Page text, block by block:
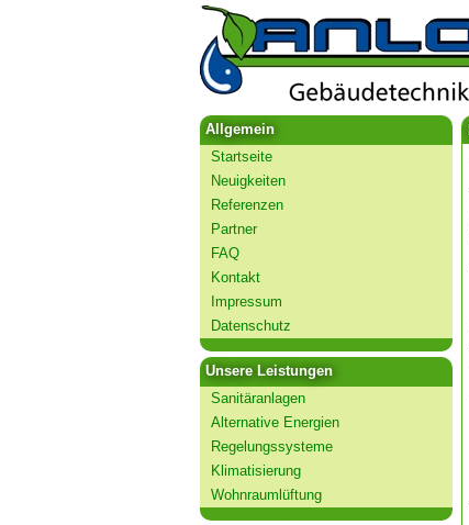
Allgemein
Startseite
Neuigkeiten
Referenzen
Partner
FAQ
Kontakt
Impressum
Datenschutz
Unsere Leistungen
Sanitäranlagen
Alternative Energien
Regelungssysteme
Klimatisierung
Wohnraumlüftung